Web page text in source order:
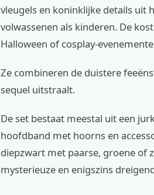
vleugels en koninklijke details uit
volwassenen als kinderen. De
Halloween of cosplay-
Ze combineren de duistere
sequel uitstraalt.
De set bestaat meestal uit een
hoofdband met hoorns en
diepzwart met paarse, groene of
mysterieuze en enigszins